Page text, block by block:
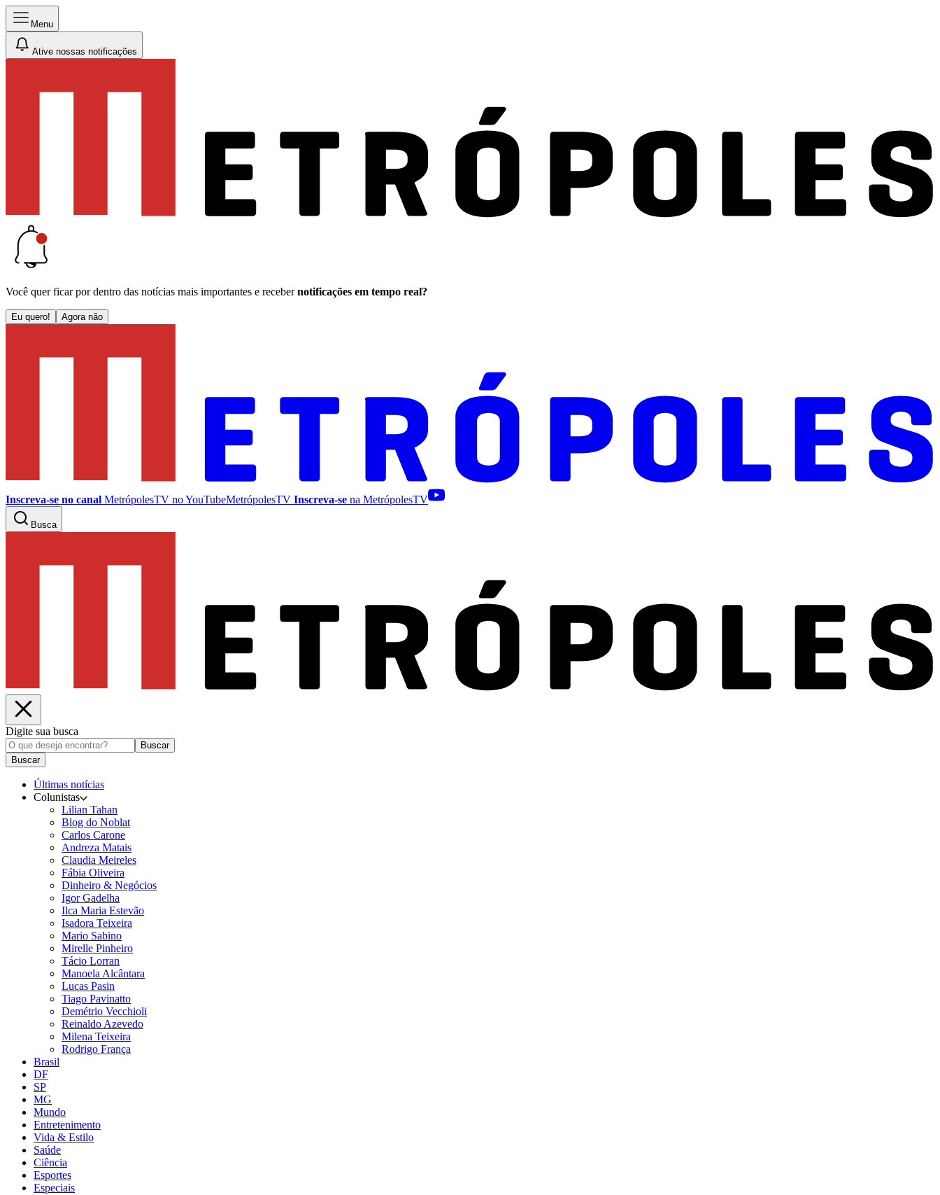
Menu
Ative nossas notificações
Você quer ficar por dentro das notícias mais importantes e receber notificações em tempo real?
Eu quero! Agora não
Inscreva-se no canal MetrópolesTV noYouTubeMetrópolesTV Inscreva-se na MetrópolesTV
Busca
Digite sua busca
Buscar
Buscar
Últimas notícias
Colunistas
Lilian Tahan
Blog do Noblat
Carlos Carone
Andreza Matais
Claudia Meireles
Fábia Oliveira
Dinheiro & Negócios
Igor Gadelha
Ilca Maria Estevão
Isadora Teixeira
Mario Sabino
Mirelle Pinheiro
Tácio Lorran
Manoela Alcântara
Lucas Pasin
Tiago Pavinatto
Demétrio Vecchioli
Reinaldo Azevedo
Milena Teixeira
Rodrigo França
Brasil
DF
SP
MG
Mundo
Entretenimento
Vida & Estilo
Saúde
Ciência
Esportes
Especiais